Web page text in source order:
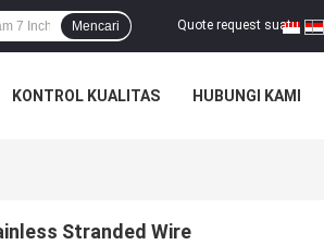
Quote request suatu |
Mencari
KONTROL KUALITAS HUBUNGI KAMI
Stranded Wire